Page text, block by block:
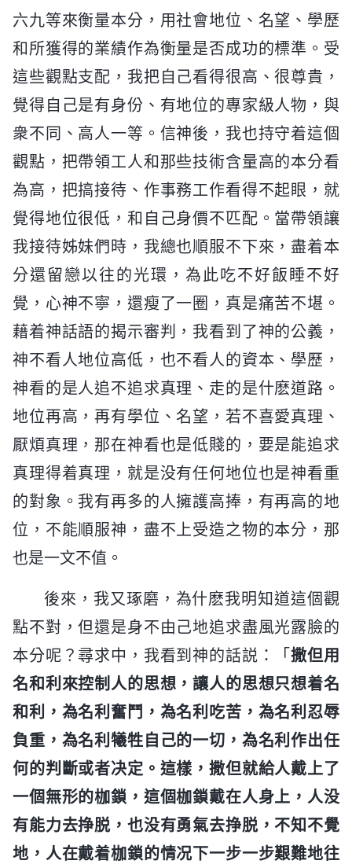
六九等來衡量本分，用社會地位、名望、學歷
和所獲得的業績作為衡量是否成功的標準。受
這些觀點支配，我把自己看得很高、很尊貴，
覺得自己是有身份、有地位的專家級人物，與
衆不同、高人一等。信神後，我也持守着這個
觀點，把帶領工人和那些技術含量高的本分看
為高，把搞接待、作事務工作看得不起眼，就
覺得地位很低，和自己身價不匹配。當帶領讓
我接待姊妹們時，我總也順服不下來，盡着本
分還留戀以往的光環，為此吃不好飯睡不好
覺，心神不寧，還瘦了一圈，真是痛苦不堪。
藉着神話語的揭示審判，我看到了神的公義，
神不看人地位高低，也不看人的資本、學歷，
神看的是人追不追求真理、走的是什麽道路。
地位再高，再有學位、名望，若不喜愛真理、
厭煩真理，那在神看也是低賤的，要是能追求
真理得着真理，就是没有任何地位也是神看重
的對象。我有再多的人擁護高捧，有再高的地
位，不能順服神，盡不上受造之物的本分，那
也是一文不值。
後來，我又琢磨，為什麽我明知道這個觀
點不對，但還是身不由己地追求盡風光露臉的
本分呢？尋求中，我看到神的話説：「撒但用
名和利來控制人的思想，讓人的思想只想着名
和利，為名利奮鬥，為名利吃苦，為名利忍辱
負重，為名利犧牲自己的一切，為名利作出任
何的判斷或者决定。這樣，撒但就給人戴上了
一個無形的枷鎖，這個枷鎖戴在人身上，人没
有能力去挣脱，也没有勇氣去挣脱，不知不覺
地，人在戴着枷鎖的情况下一步一步艱難地往